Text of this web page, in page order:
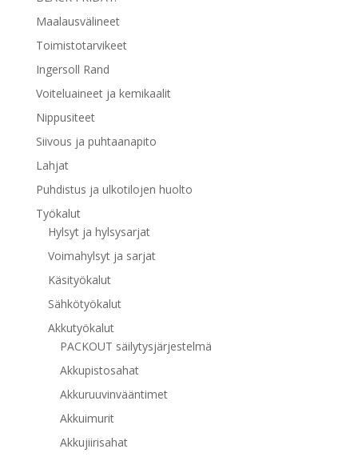
Maalausvälineet
Toimistotarvikeet
Ingersoll Rand
Voiteluaineet ja kemikaalit
Nippusiteet
Siivous ja puhtaanapito
Lahjat
Puhdistus ja ulkotilojen huolto
Työkalut
Hylsyt ja hylsysarjat
Voimahylsyt ja sarjat
Käsityökalut
Sähkötyökalut
Akkutyökalut
PACKOUT säilytysjärjestelmä
Akkupistosahat
Akkuruuvinvääntimet
Akkuimurit
Akkujiirisahat